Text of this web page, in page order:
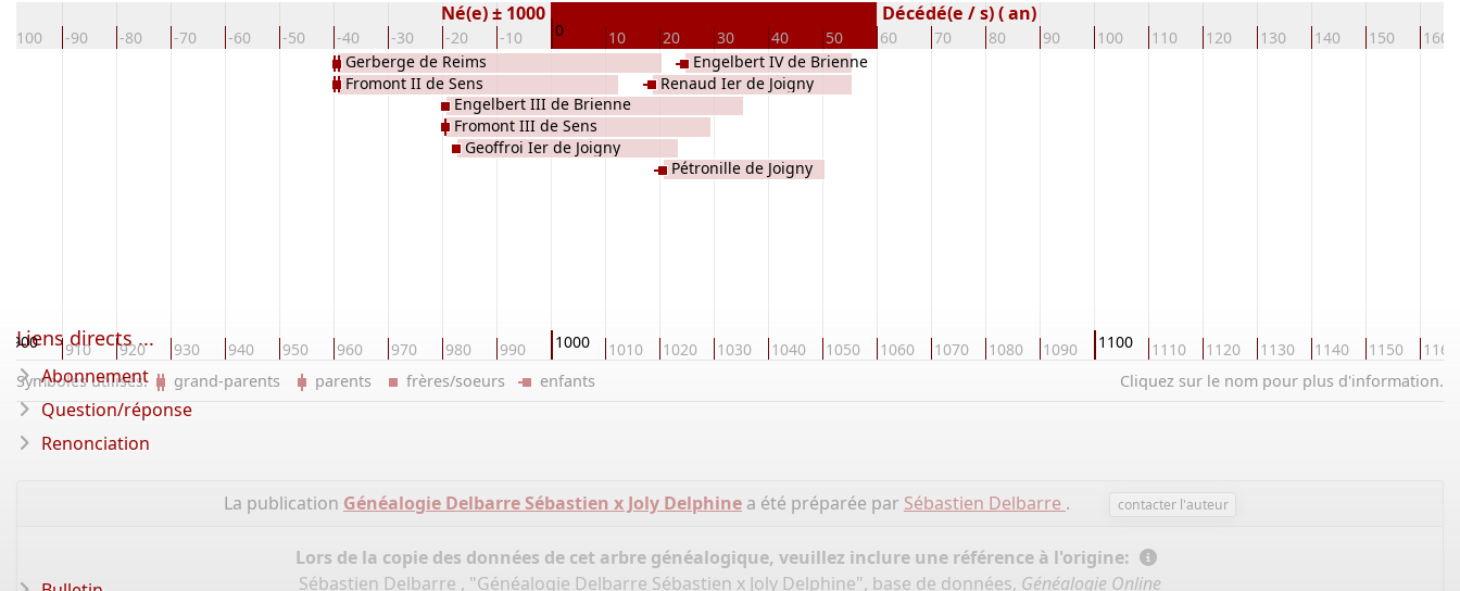
-100 -90 -80 -70 -60 -50 -40 -30 -20 -10 0 10 20 30 40 50 60 70 80 90 100 110 120 130 140 150 160
Né(e) ± 1000 Décédé(e / s) ( an)
900 910 920 930 940 950 960 970 980 990 1000 1010 1020 1030 1040 1050 1060 1070 1080 1090 1100 1110 1120 1130 1140 1150 1160
Gerberge de Reims
Fromont II de Sens
Engelbert III de Brienne
Fromont III de Sens
Geoffroi Ier de Joigny
Renaud Ier de Joigny
Pétronille de Joigny
Engelbert IV de Brienne
Cliquez sur le nom pour plus d'information.
Symboles utilisés: grand-parents parents frères/soeurs enfants
La publication Généalogie Delbarre Sébastien x Joly Delphinea été préparée par Sébastien Delbarre . contacter l'auteur
Lors de la copie des données de cet arbre généalogique, veuillez inclure une référence à l'origine:
Sébastien Delbarre , "Généalogie Delbarre Sébastien x Joly Delphine", base de données, Généalogie Online
Liens directs ...
Abonnement
Question/réponse
Renonciation